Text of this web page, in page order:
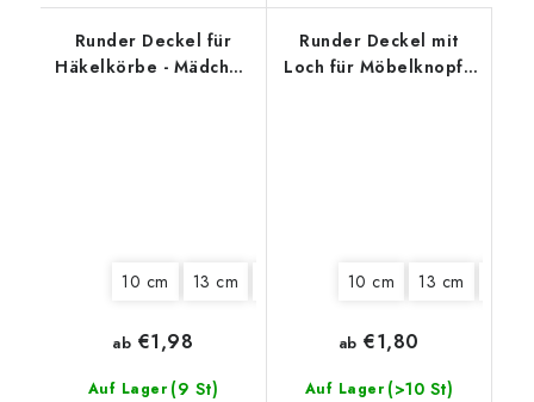
Runder Deckel für
Häkelkörbe - Mädchen
10 cm 13 cm 20 cm
Auf Lager (9 St)
ab €1,98
Runder Deckel mit
Loch für Möbelknopf -
10 cm 13 cm
Auf Lager (>10 St)
ab €1,80